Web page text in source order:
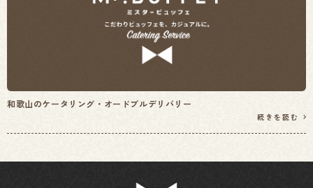
和歌山のケータリング・オードブルデリバリー
続きを読む